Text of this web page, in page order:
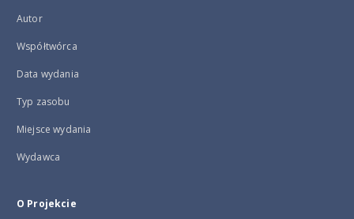
Autor
Współtwórca
Data wydania
Typ zasobu
Miejsce wydania
Wydawca
O Projekcie